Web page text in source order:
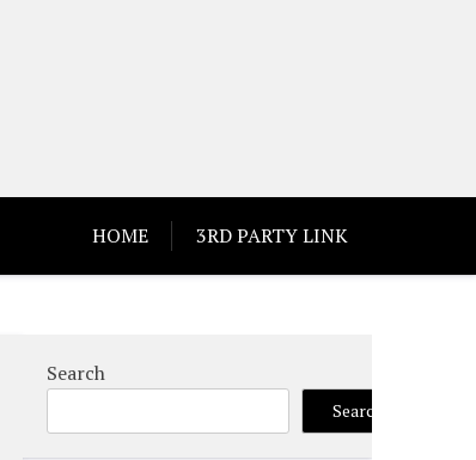
HOME 3RD PARTY LINK
Search
Search